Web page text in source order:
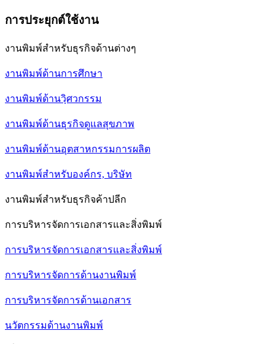
การประยุกต์ใช้งาน
งานพิมพ์สำหรับธุรกิจด้านต่างๆ
งานพิมพ์ด้านการศึกษา
งานพิมพ์ด้านวฺิศวกรรม
งานพิมพ์ด้านธุรกิจดูแลสุขภาพ
งานพิมพ์ด้านอุตสาหกรรมการผลิต
งานพิมพ์สำหรับองค์กร, บริษัท
งานพิมพ์สำหรับธุรกิจค้าปลีก
การบริหารจัดการเอกสารและสิ่งพิมพ์
การบริหารจัดการเอกสารและสิ่งพิมพ์
การบริหารจัดการด้านงานพิมพ์
การบริหารจัดการด้านเอกสาร
นวัตกรรมด้านงานพิมพ์